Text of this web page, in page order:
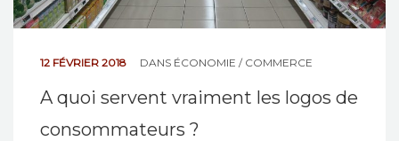
12 FÉVRIER 2018 DANS ÉCONOMIE / COMMERCE
A quoi servent vraiment les logos de
consommateurs ?